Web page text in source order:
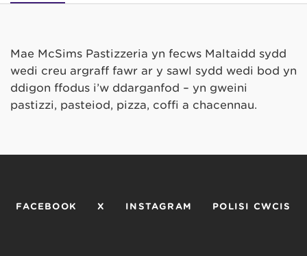
Mae McSims Pastizzeria yn fecws Maltaidd sydd
wedi creu argraff fawr ar y sawl sydd wedi bod yn
ddigon ffodus i’w ddarganfod – yn gweini
pastizzi, pasteiod, pizza, coffi a chacennau.
FACEBOOK X INSTAGRAM POLISI CWCIS